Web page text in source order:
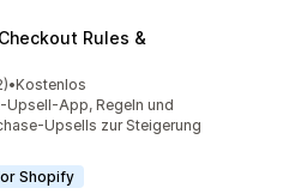
Rules &
insgesamt
•Kostenlos
Upsell-App, Regeln und
Upsells zur Steigerung
Shopify